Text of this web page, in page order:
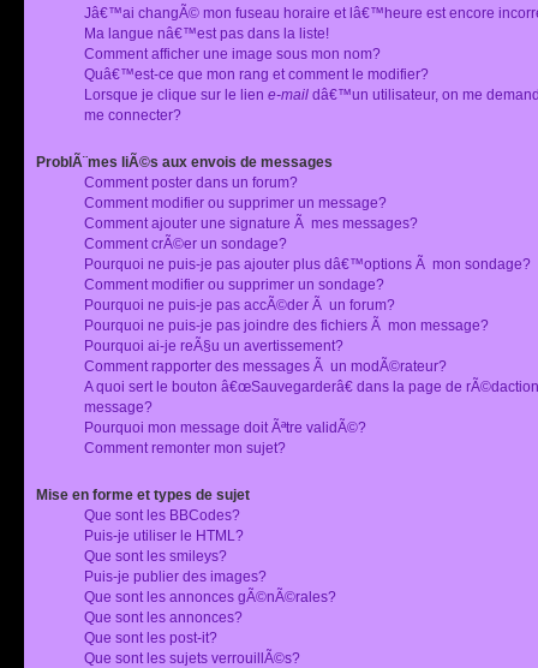
Jâ€™ai changÃ© mon fuseau horaire et lâ€™heure est encore
Ma langue nâ€™est pas dans la liste!
Comment afficher une image sous mon nom?
Quâ€™est-ce que mon rang et comment le modifier?
Lorsque je clique sur le lien e-mail dâ€™un utilisateur, on me
me connecter?
ProblÃ¨mes liÃ©s aux envois de messages
Comment poster dans un forum?
Comment modifier ou supprimer un message?
Comment ajouter une signature Ã mes messages?
Comment crÃ©er un sondage?
Pourquoi ne puis-je pas ajouter plus dâ€™options Ã mon sondage?
Comment modifier ou supprimer un sondage?
Pourquoi ne puis-je pas accÃ©der Ã un forum?
Pourquoi ne puis-je pas joindre des fichiers Ã mon message?
Pourquoi ai-je reÃ§u un avertissement?
Comment rapporter des messages Ã un modÃ©rateur?
A quoi sert le bouton â€œSauvegarderâ€ dans la page de
message?
Pourquoi mon message doit Ãªtre validÃ©?
Comment remonter mon sujet?
Mise en forme et types de sujet
Que sont les BBCodes?
Puis-je utiliser le HTML?
Que sont les smileys?
Puis-je publier des images?
Que sont les annonces gÃ©nÃ©rales?
Que sont les annonces?
Que sont les post-it?
Que sont les sujets verrouillÃ©s?